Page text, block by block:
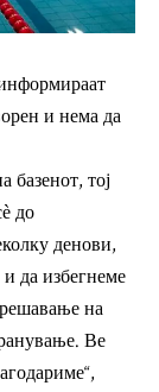
и нема да
тој
до
денови,
да избегнеме
на
Ве